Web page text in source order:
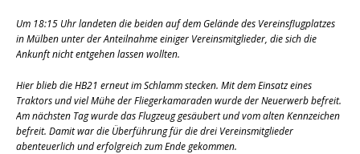
Um 18:15 Uhr landeten die beiden auf dem Gelände des Vereinsflugplatzes
in Mülben unter der Anteilnahme einiger Vereinsmitglieder, die sich die
Ankunft nicht entgehen lassen wollten.
Hier blieb die HB21 erneut im Schlamm stecken. Mit dem Einsatz eines
Traktors und viel Mühe der Fliegerkamaraden wurde der Neuerwerb befreit.
Am nächsten Tag wurde das Flugzeug gesäubert und vom alten Kennzeichen
befreit. Damit war die Überführung für die drei Vereinsmitglieder
abenteuerlich und erfolgreich zum Ende gekommen.